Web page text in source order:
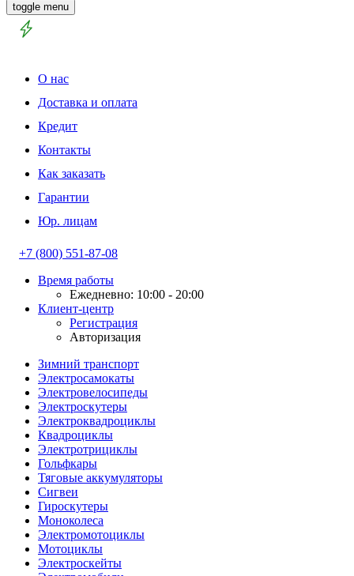
toggle menu
О нас
Доставка и оплата
Кредит
Контакты
Как заказать
Гарантии
Юр. лицам
+7 (800) 551-87-08
Время работы
Ежедневно: 10:00 - 20:00
Клиент-центр
Регистрация
Авторизация
Зимний транспорт
Электросамокаты
Электровелосипеды
Электроскутеры
Электроквадроциклы
Квадроциклы
Электротрициклы
Гольфкары
Тяговые аккумуляторы
Сигвеи
Гироскутеры
Моноколеса
Электромотоциклы
Мотоциклы
Электроскейты